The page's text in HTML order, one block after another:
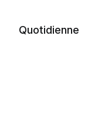
Quotidienne